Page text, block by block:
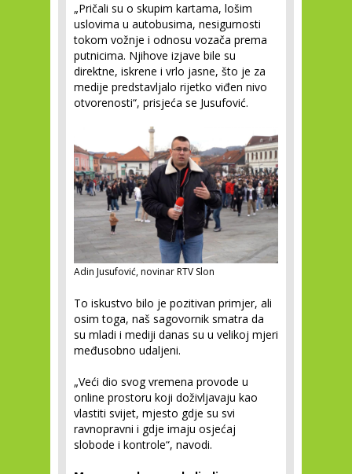
„Pričali su o skupim kartama, lošim
uslovima u autobusima, nesigurnosti
tokom vožnje i odnosu vozača prema
putnicima. Njihove izjave bile su
direktne, iskrene i vrlo jasne, što je za
medije predstavljalo rijetko viđen nivo
otvorenosti“, prisjeća se Jusufović.
Adin Jusufović, novinar RTV Slon
To iskustvo bilo je pozitivan primjer, ali
osim toga, naš sagovornik smatra da
su mladi i mediji danas su u velikoj mjeri
međusobno udaljeni.
„Veći dio svog vremena provode u
online prostoru koji doživljavaju kao
vlastiti svijet, mjesto gdje su svi
ravnopravni i gdje imaju osjećaj
slobode i kontrole“, navodi.